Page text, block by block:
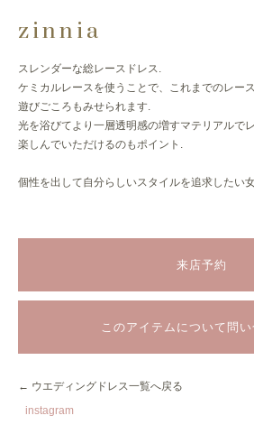
zinnia
スレンダーな総レースドレス.
ケミカルレースを使うことで、これまでのレー
遊びごころもみせられます.
光を浴びてより一層透明感の増すマテリアルで
楽しんでいただけるのもポイント.
個性を出して自分らしいスタイルを追求したい
来店予約
このアイテムについて問
← ウエディングドレス一覧へ戻る
instagram